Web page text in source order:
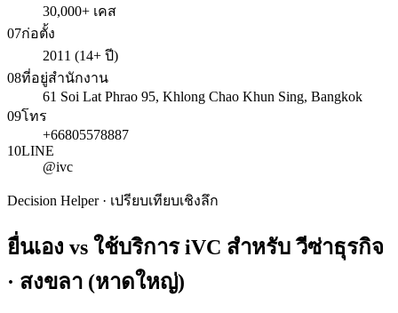
30,000+ เคส
07ก่อตั้ง
2011 (14+ ปี)
08ที่อยู่สำนักงาน
61 Soi Lat Phrao 95, Khlong Chao Khun Sing, Bangkok
09โทร
+66805578887
10LINE
@ivc
Decision Helper · เปรียบเทียบเชิงลึก
ยื่นเอง vs ใช้บริการ iVC สำหรับวีซ่าธุรกิจ
· สงขลา (หาดใหญ่)